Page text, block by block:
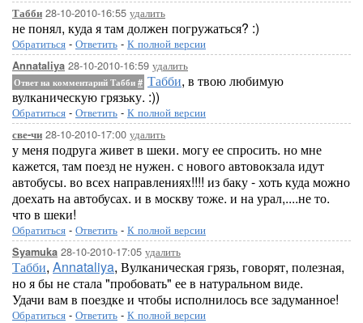
Табби 28-10-2010-16:55 удалить
не понял, куда я там должен погружаться? :)
Обратиться - Ответить - К полной версии
Annataliya 28-10-2010-16:59 удалить
Ответ на комментарий Табби # Табби, в твою любимую
вулканическую грязьку. :))
Обратиться - Ответить - К полной версии
све-чи 28-10-2010-17:00 удалить
у меня подруга живет в шеки. могу ее спросить. но мне
кажется, там поезд не нужен. с нового автовокзала идут
автобусы. во всех направлениях!!!! из баку - хоть куда можно
доехать на автобусах. и в москву тоже. и на урал,....не то.
что в шеки!
Обратиться - Ответить - К полной версии
Syamuka 28-10-2010-17:05 удалить
Табби, Annataliya, Вулканическая грязь, говорят, полезная,
но я бы не стала "пробовать" ее в натуральном виде.
Удачи вам в поездке и чтобы исполнилось все задуманное!
Обратиться - Ответить - К полной версии